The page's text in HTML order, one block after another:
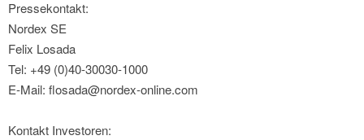
Pressekontakt:
Nordex SE
Felix Losada
Tel: +49 (0)40-30030-1000
E-Mail: flosada@nordex-online.com
Kontakt Investoren: